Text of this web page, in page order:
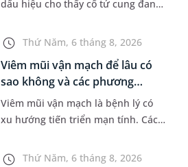
dấu hiệu cho thấy cổ tử cung đang
trình sinh nở. Thế nhưng, khoảng
thời gian từ lúc xuất hiện nút...
Thứ Năm, 6 tháng 8, 2026
Viêm mũi vận mạch để lâu có
sao không và các phương
pháp...
Viêm mũi vận mạch là bệnh lý có
xu hướng tiến triển mạn tính. Các
nước mũi thường xuyên khiến
Thứ Năm, 6 tháng 8, 2026